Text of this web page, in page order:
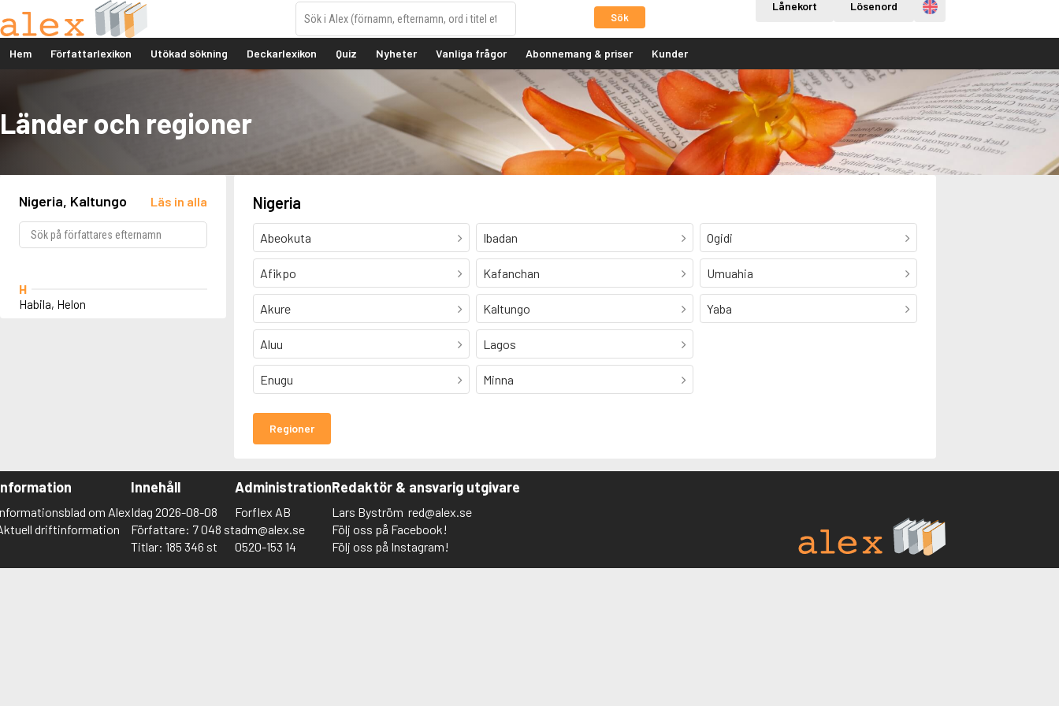
Sök
Lånekort Lösenord Engelska
Hem Författarlexikon Utökad sökning Deckarlexikon Quiz Nyheter Vanliga frågor Abonnemang & priser Kunder
Länder och regioner
Nigeria, Kaltungo Läs in alla
H
Habila, Helon
Nigeria
Abeokuta
Afikpo
Akure
Aluu
Enugu
Ibadan
Kafanchan
Kaltungo
Lagos
Minna
Ogidi
Umuahia
Yaba
Regioner
om Alex
driftinformation
Innehåll
Idag 2026-08-08
Författare: 7 048 st
Titlar: 185 346 st
Administration
Forflex AB
adm@alex.se
0520-153 14
Redaktör & ansvarig utgivare
Lars Byström red@alex.se
Följ oss på Facebook!
Följ oss på Instagram!